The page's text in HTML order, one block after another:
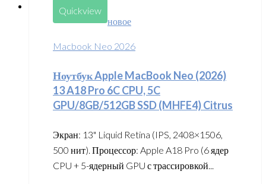
Quickview
новое
Macbook Neo 2026
Ноутбук Apple MacBook Neo (2026)
13 A18 Pro 6C CPU, 5C
GPU/8GB/512GB SSD (MHFE4) Citrus
Экран: 13" Liquid Retina (IPS, 2408×1506,
500 нит). Процессор: Apple A18 Pro (6 ядер
CPU + 5-ядерный GPU с трассировкой...